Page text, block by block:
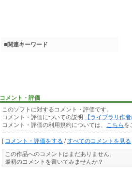
コメント・評価
このソフトに対するコメント・評価です。
コメント・評価についての説明
【ライブラリ作
コメント・評価の利用規約については、
こちら を
[ コメント・評価をする /すべてのコメントを見る
この作品へのコメントはまだありません。
最初のコメントを書いてみませんか？
■関連キーワード